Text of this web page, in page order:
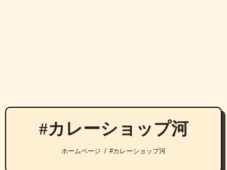
#カレーショップ河
ホームページ #カレーショップ河